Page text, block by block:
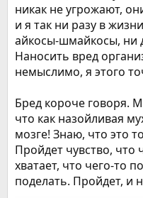
никак не угрожают,
и я так ни разу в
айкосы-шмайкосы, ни
Наносить вред
немыслимо, я этого
Бред короче говоря.
что как назойливая
мозге! Знаю, что это
Пройдет чувство, что
хватает, что чего-то
поделать. Пройдет, и